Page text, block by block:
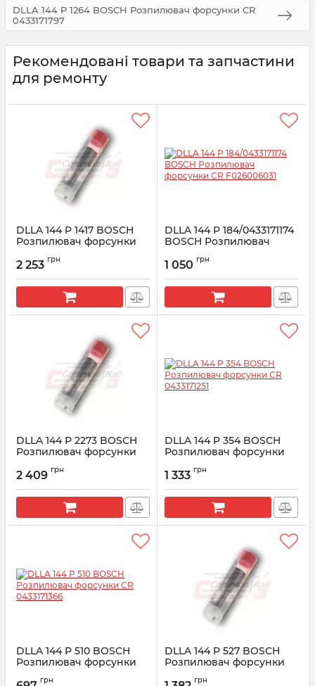
DLLA 144 P 1264 BOSCH Розпилювач форсунки CR
0433171797
Рекомендовані товари та запчастини
для ремонту
DLLA 144 P 1417 BOSCH
Розпилювач форсунки
Артикул:
2 253 грн
DLLA 144 P 184/0433171174
BOSCH Розпилювач
Артикул:
1 050 грн
DLLA 144 P 2273 BOSCH
Розпилювач форсунки
Артикул: 0433172273
2 409 грн
DLLA 144 P 354 BOSCH
Розпилювач форсунки
Артикул:
1 333 грн
DLLA 144 P 510 BOSCH
Розпилювач форсунки
грн
DLLA 144 P 527 BOSCH
Розпилювач форсунки
грн